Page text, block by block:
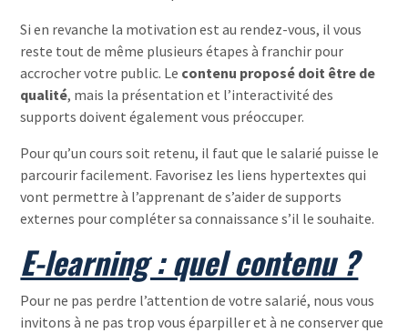
Si en revanche la motivation est au rendez-vous, il vous
reste tout de même plusieurs étapes à franchir pour
accrocher votre public. Le contenu proposé doit être de
qualité, mais la présentation et l’interactivité des
supports doivent également vous préoccuper.
Pour qu’un cours soit retenu, il faut que le salarié puisse le
parcourir facilement. Favorisez les liens hypertextes qui
vont permettre à l’apprenant de s’aider de supports
externes pour compléter sa connaissance s’il le souhaite.
E-learning : quel contenu ?
Pour ne pas perdre l’attention de votre salarié, nous vous
invitons à ne pas trop vous éparpiller et à ne conserver que